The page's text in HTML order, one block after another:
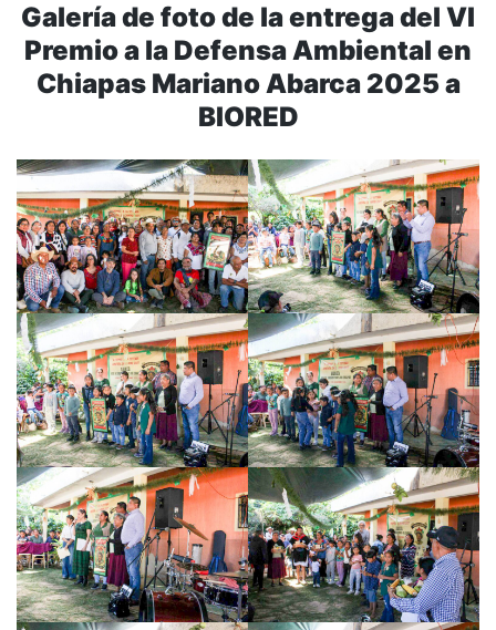
Galería de foto de la entrega del VI
Premio a la Defensa Ambiental en
Chiapas Mariano Abarca 2025 a
BIORED